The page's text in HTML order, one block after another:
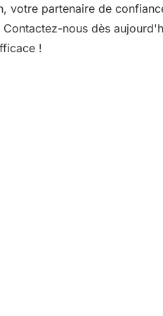
votre partenaire de
Contactez-nous dès
!